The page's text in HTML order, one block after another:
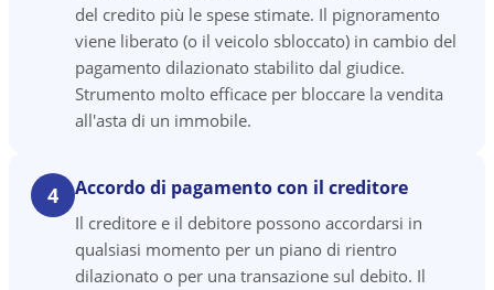
del credito più le spese stimate. Il pignoramento
viene liberato (o il veicolo sbloccato) in cambio del
pagamento dilazionato stabilito dal giudice.
Strumento molto efficace per bloccare la vendita
all'asta di un immobile.
4 Accordo di pagamento con il creditore
Il creditore e il debitore possono accordarsi in
qualsiasi momento per un piano di rientro
dilazionato o per una transazione sul debito. Il